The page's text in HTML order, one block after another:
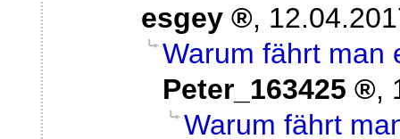
esgey
,
Warum fährt man
Peter_163425
,
Warum fährt